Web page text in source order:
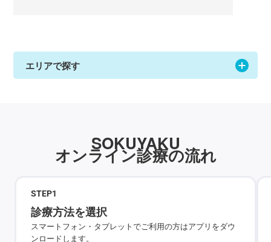
エリアで探す
SOKUYAKU
オンライン診療の流れ
STEP1
診療方法を選択
スマートフォン・タブレットでご利用の方はアプリをダウ
ンロードします。